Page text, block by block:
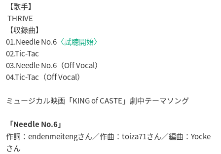
【歌手】
THRIVE
【収録曲】
01.Needle No.6 〈試聴開始〉
02.Tic-Tac
03.Needle No.6（Off Vocal）
04.Tic-Tac（Off Vocal）
ミュージカル映画「KING of CASTE」劇中テーマソング
「Needle No.6」
作詞：endenmeitengさん／作曲：toiza71さん／編曲：Yocke
さん